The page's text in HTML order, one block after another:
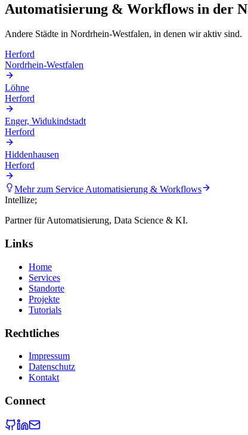
Automatisierung & Workflows in der
Andere Städte in Nordrhein-Westfalen, in denen wir aktiv sind.
Herford
Nordrhein-Westfalen
Löhne
Herford
Enger, Widukindstadt
Herford
Hiddenhausen
Herford
Mehr zum ServiceAutomatisierung & Workflows
Intellize;
Partner für Automatisierung, Data Science & KI.
Links
Home
Services
Standorte
Projekte
Tutorials
Rechtliches
Impressum
Datenschutz
Kontakt
Connect